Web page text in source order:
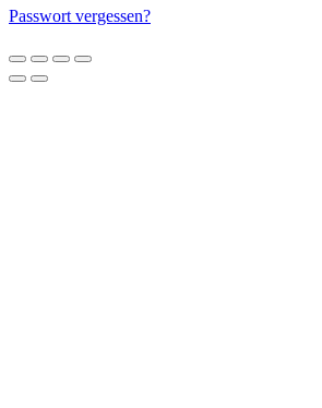
Passwort vergessen?